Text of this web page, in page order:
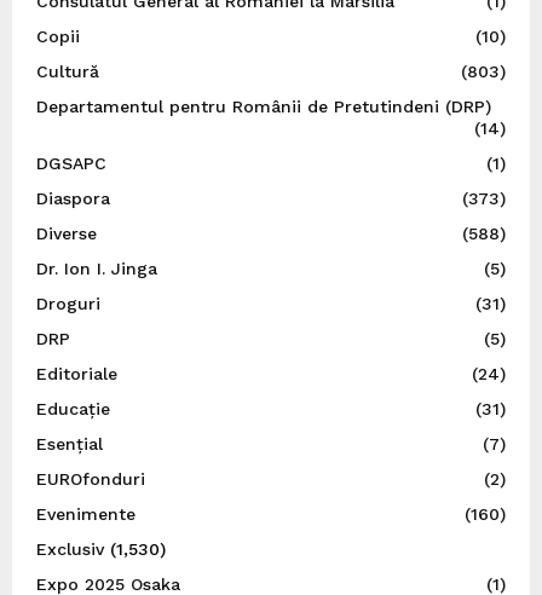
Copii
(10)
Cultură
(803)
Departamentul pentru Românii de Pretutindeni (DRP)
(14)
DGSAPC
(1)
Diaspora
(373)
Diverse
(588)
Dr. Ion I. Jinga
(5)
Droguri
(31)
DRP
(5)
Editoriale
(24)
Educație
(31)
Esențial
(7)
EUROfonduri
(2)
Evenimente
(160)
Exclusiv(1,530)
Expo 2025 Osaka
(1)